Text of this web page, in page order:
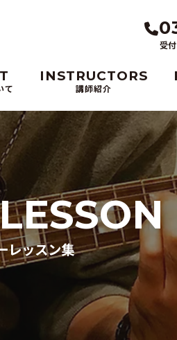
受
て
INSTRUCTORS
講師紹介
レッスン集